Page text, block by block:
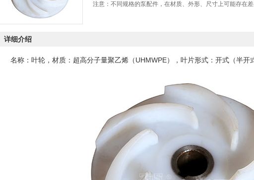
注意：不同规格的泵配件，在材质、外形、尺寸上可能存在
详细介绍
名称：叶轮，材质：超高分子量聚乙烯（UHMWPE），叶片形式：开式（半开